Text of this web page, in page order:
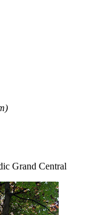
Grand Central